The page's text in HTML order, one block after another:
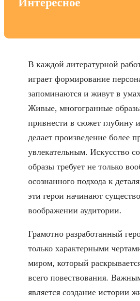
Интересное
В каждой литературной
играет формирование
запоминаются и живут в
Живые, многогранные
привнести в сюжет глубину
делает произведение более
увлекательным. Искусство
образы требует не только
осознанного подхода к
эти герои начинают
воображении аудитории.
Грамотно разработанный
только характерными
миром, который
всего повествования.
является создание истории